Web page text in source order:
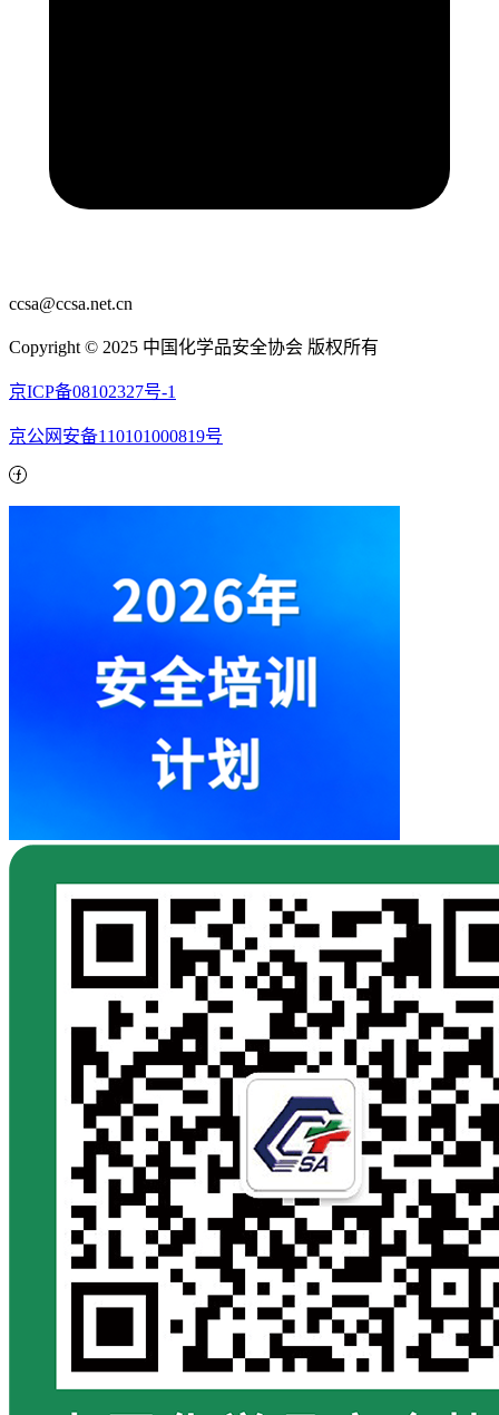
ccsa@ccsa.net.cn
Copyright © 2025 中国化学品安全协会 版权所有
京ICP备08102327号-1
京公网安备110101000819号